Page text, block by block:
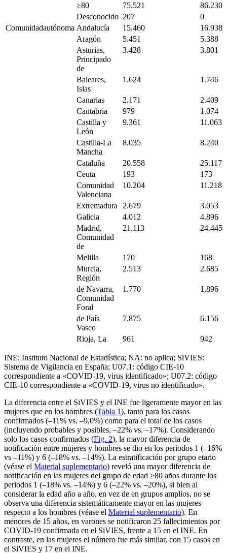
≥80
75.521
86.230
Desconocido 207
0
Comunidadautónoma Andalucía 15.460
16.938
Aragón
5.451
5.388
Asturias,
Principado
de
3.428 3.801
Baleares,
Islas
1.624 1.746
Canarias 2.171
2.409
Cantabria
979
1.074
Castilla y
León
9.361 11.063
Castilla-La
Mancha
8.035 8.240
Cataluña 20.558
25.117
Ceuta
193
173
Comunidad
Valenciana
10.204 11.218
Extremadura 2.679
3.053
Galicia
4.012
4.896
Madrid,
Comunidad
de
21.113 24.445
Melilla 170
168
Murcia,
Región
2.513 2.685
de Navarra,
Comunidad
Foral
1.770 1.896
de País
Vasco
7.875 6.156
Rioja, La 961 942
INE: Instituto Nacional de Estadística; NA: no aplica; SiVIES:
Sistema de Vigilancia en España; U07.1: código CIE-10
correspondiente a «COVID-19, virus identificado»; U07.2: código
CIE-10 correspondiente a «COVID-19, virus no identificado».
La diferencia entre el SiVIES y el INE fue ligeramente mayor en las
mujeres que en los hombres (Tabla 1), tanto para los casos
confirmados (–11% vs. –9,0%) como para el total de los casos
(incluyendo probables y posibles, –22% vs. –17%). Considerando
solo los casos confirmados (Fig. 2), la mayor diferencia de
notificación entre mujeres y hombres se dio en los periodos 1 (–16%
vs –11%) y 6 (–18% vs. –14%). La estratificación por grupo etario
(véase el Material suplementario) reveló una mayor diferencia de
notificación en las mujeres del grupo de edad ≥80 años durante los
periodos 1 (–18% vs. –14%) y 6 (–22% vs. –20%), si bien al
considerar la edad año a año, en vez de en grupos amplios, no se
observa una diferencia sistemáticamente mayor en las mujeres
respecto a los hombres (véase el Material suplementario). En
menores de 15 años, en varones se notificaron 25 fallecimientos por
COVID-19 confirmada en el SiVIES, frente a 15 en el INE. En
contraste, en las mujeres el número fue más similar, con 15 casos en
el SiVIES y 17 en el INE.